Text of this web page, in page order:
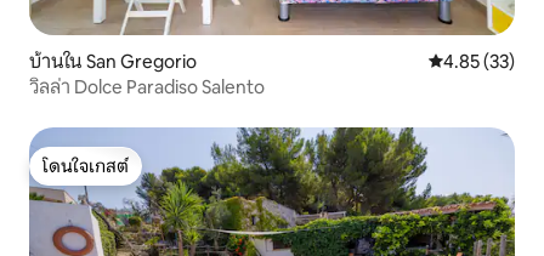
บ้านใน San Gregorio คะแนนเฉลี่ย
4.85 (33)
วิลล่า Dolce Paradiso Salento
โดนใจเกสต์
โดนใจเกสต์